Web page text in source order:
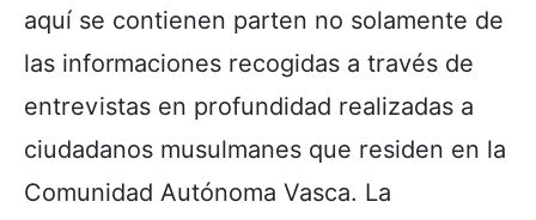
aquí se contienen parten no solamente de
las informaciones recogidas a través de
entrevistas en profundidad realizadas a
ciudadanos musulmanes que residen en la
Comunidad Autónoma Vasca. La